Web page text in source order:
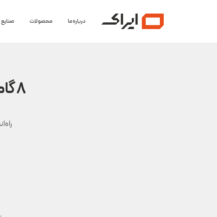
درباره ما محصولات صنایع
۸ گام ضروری برای راه‌اندازی یک استارتاپ موفق